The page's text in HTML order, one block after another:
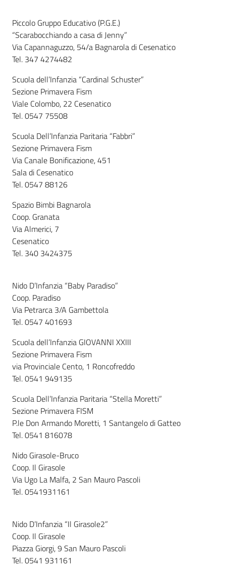
Piccolo Gruppo Educativo (P.G.E.)
“Scarabocchiando a casa di Jenny”
Via Capannaguzzo, 54/a Bagnarola di Cesenatico
Tel. 347 4274482
Scuola dell’Infanzia “Cardinal Schuster”
Sezione Primavera Fism
Viale Colombo, 22 Cesenatico
Tel. 0547 75508
Scuola Dell’Infanzia Paritaria “Fabbri”
Sezione Primavera Fism
Via Canale Bonificazione, 451
Sala di Cesenatico
Tel. 0547 88126
Spazio Bimbi Bagnarola
Coop. Granata
Via Almerici, 7
Cesenatico
Tel. 340 3424375
Nido D’Infanzia “Baby Paradiso”
Coop. Paradiso
Via Petrarca 3/A Gambettola
Tel. 0547 401693
Scuola dell’Infanzia GIOVANNI XXIII
Sezione Primavera Fism
via Provinciale Cento, 1 Roncofreddo
Tel. 0541 949135
Scuola Dell’Infanzia Paritaria “Stella Moretti”
Sezione Primavera FISM
P.le Don Armando Moretti, 1 Santangelo di Gatteo
Tel. 0541 816078
Nido Girasole-Bruco
Coop. Il Girasole
Via Ugo La Malfa, 2 San Mauro Pascoli
Tel. 0541931161
Nido D’Infanzia “Il Girasole2”
Coop. Il Girasole
Piazza Giorgi, 9 San Mauro Pascoli
Tel. 0541 931161